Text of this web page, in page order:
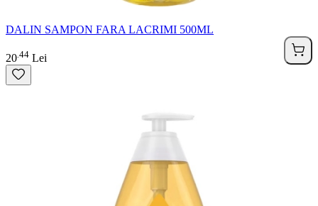
DALIN SAMPON FARA LACRIMI 500ML
20 44 Lei